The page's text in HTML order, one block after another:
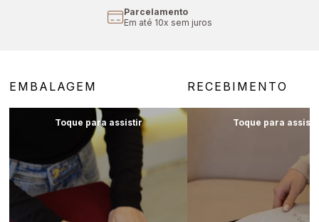
Parcelamento
Em até 10x sem juros
EMBALAGEM RECEBIMENTO